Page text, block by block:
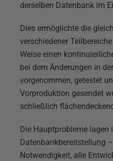
derselben Datenbank im
Dies ermöglichte die
verschiedener
Weise einen
bei dem Änderungen in
vorgenommen, getestet
Vorproduktion gesendet
schließlich
Die Hauptprobleme lagen
Datenbankbereitstellung
Notwendigkeit, alle